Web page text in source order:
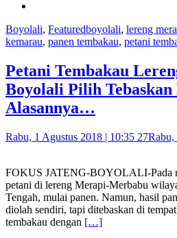
Boyolali, Featuredboyolali, lereng
kemarau, panen tembakau, petani
Petani Tembakau
Boyolali Pilih
Alasannya…
Rabu, 1 Agustus 2018 | 10:35 27Rabu,
FOKUS JATENG-BOYOLALI-Pada
petani di lereng Merapi-Merbabu
Tengah, mulai panen. Namun, hasil
diolah sendiri, tapi ditebaskan di
tembakau dengan […]